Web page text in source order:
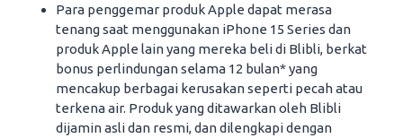
Para penggemar produk Apple dapat merasa
tenang saat menggunakan iPhone 15 Series dan
produk Apple lain yang mereka beli di Blibli, berkat
bonus perlindungan selama 12 bulan* yang
mencakup berbagai kerusakan seperti pecah atau
terkena air. Produk yang ditawarkan oleh Blibli
dijamin asli dan resmi, dan dilengkapi dengan